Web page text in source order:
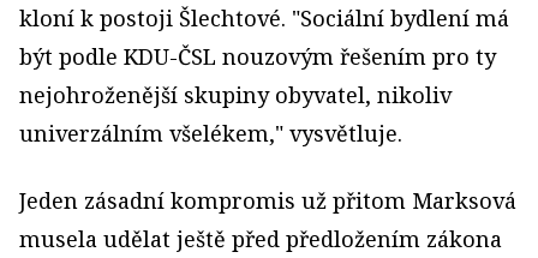
kloní k postoji Šlechtové. "Sociální bydlení má
být podle KDU-ČSL nouzovým řešením pro ty
nejohroženější skupiny obyvatel, nikoliv
univerzálním všelékem," vysvětluje.
Jeden zásadní kompromis už přitom Marksová
musela udělat ještě před předložením zákona